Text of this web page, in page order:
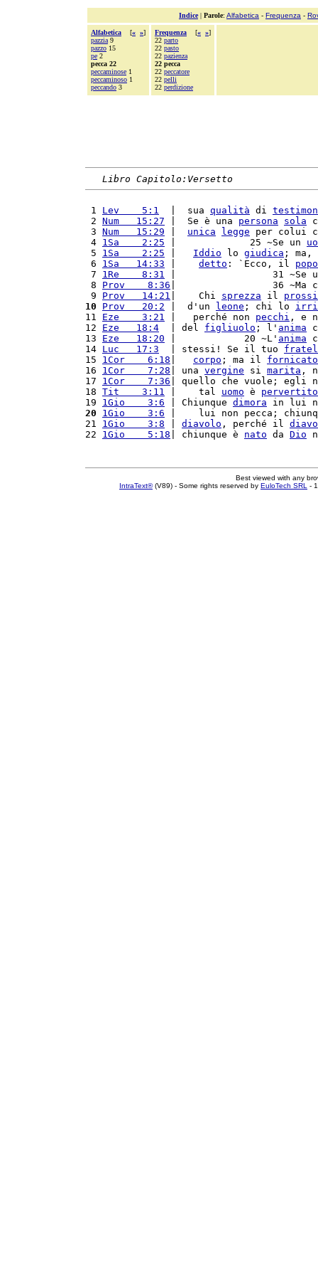
Indice| Parole: Alfabetica - Frequenza -
Alfabetica [« »]
pazzia 9
pazzo 15
pe 2
pecca 22
peccaminose 1
peccaminoso 1
peccando 3
Frequenza [« »]
22 parto
22 pasto
22 pazienza
22 pecca
22 peccatore
22 pelli
22 perdizione
Libro Capitolo:Versetto
1 Lev    5:1
  |  sua
qualità di
2 Num   15:27 |  Se è una persona sola
3 Num   15:29 unica legge per colui
4 1Sa    2:25 |             25 ~Se un
5 1Sa    2:25 Iddio lo giudica ;
6 1Sa   14:33 detto : `Ecco, il
7 1Re    8:31 |                 31 ~Se
8 Prov    8:36 |                 36 ~Ma
9 Prov   14:21 |    Chi sprezza il
10
Prov   20:2 |  d'un leone ; chi lo
11 Eze    3:21 |   perché non pecchi , e
12 Eze   18:4
  | del
figliuolo ; l' anima
13 Eze   18:20 |            20 ~L' anima
14 Luc   17:3
  | stessi! Se il tuo
15 1Cor    6:18 corpo ; ma il
16 1Cor    7:28 | una vergine si marita ,
17 1Cor    7:36 | quello che vuole; egli
18 Tit    3:11 |    tal uomo è pervertito
19 1Gio    3:6 | Chiunque dimora in lui
20
1Gio    3:6 |    lui non pecca;
21 1Gio    3:8 diavolo , perché il
22 1Gio    5:18 | chiunque è nato da Dio
Best viewed with any
IntraText®(V89) - Some rights reserved by EuloTech SRL -